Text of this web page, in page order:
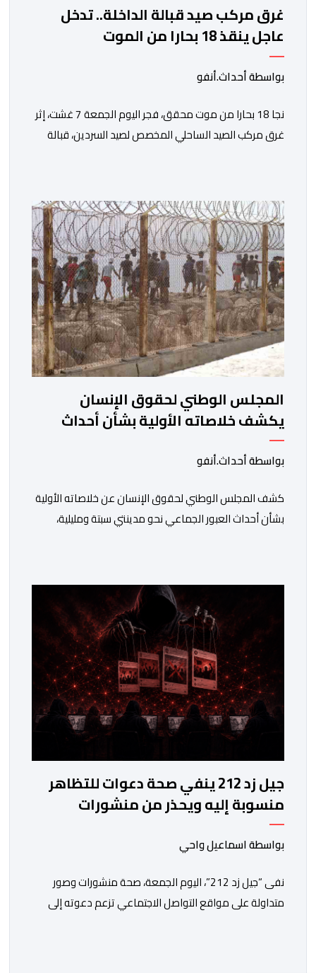
غرق مركب صيد قبالة الداخلة.. تدخل
عاجل ينقذ 18 بحارا من الموت
بواسطة أحداث.أنفو
نجا 18 بحارا من موت محقق، فجر اليوم الجمعة 7 غشت، إثر
غرق مركب الصيد الساحلي المخصص لصيد السردين، قبالة
المركب أثناء مزاولته نشاط الصيد البحري، قبل أن تتفاقم
الوضعية وينتهي الأمر بغرقه، ما استنفر عدداً من مراكب […]
المجلس الوطني لحقوق الإنسان
يكشف خلاصاته الأولية بشأن أحداث
العبور إلى سبتة ومليلية
بواسطة أحداث.أنفو
كشف المجلس الوطني لحقوق الإنسان عن خلاصاته الأولية
بشأن أحداث العبور الجماعي نحو مدينتي سبتة ومليلية،
وحقوق الأطفال والحقوق المرتبطة بالهجرة. وأوضح
المجلس، في بلاغ له، أنه اعتمد في تتبعه للأحداث على الرصد
الميداني والرقمي والاستماع إلى شهادات عدد […]
جيل زد 212 ينفي صحة دعوات للتظاهر
منسوبة إليه ويحذر من منشورات
مفبركة
بواسطة اسماعيل واحي
نفى “جيل زد 212”، اليوم الجمعة، صحة منشورات وصور
متداولة على مواقع التواصل الاجتماعي تزعم دعوته إلى